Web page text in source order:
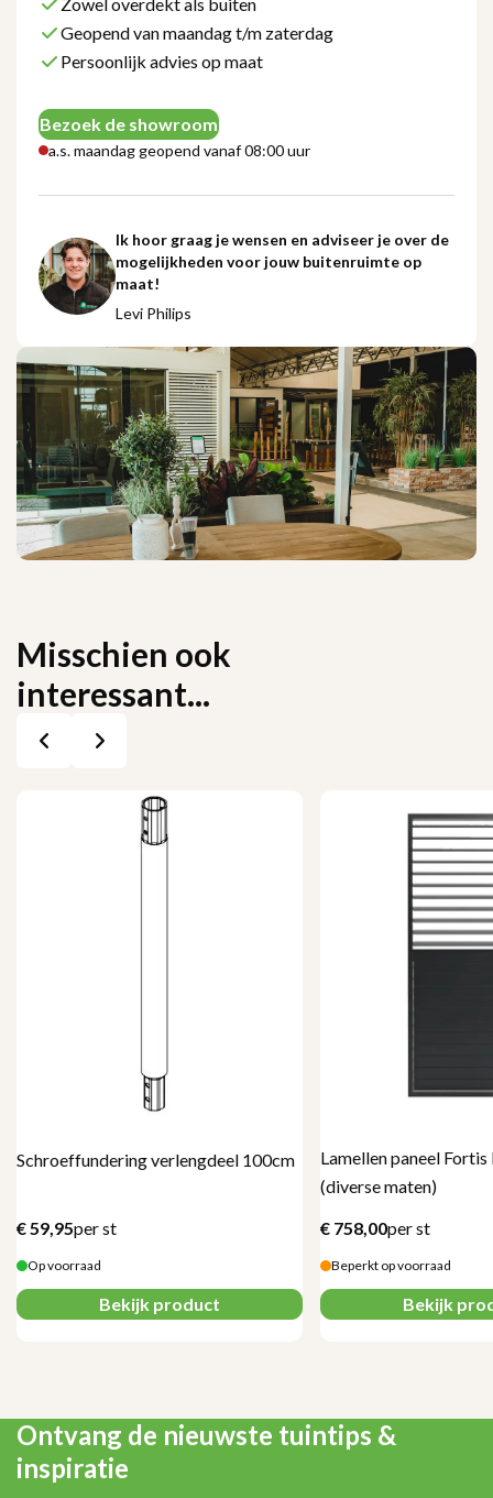
Geopend van maandag t/m zaterdag
Persoonlijk advies op maat
Bezoek de showroom
a.s. maandag geopend vanaf 08:00 uur
Ik hoor graag je wensen en adviseer je over de
mogelijkheden voor jouw buitenruimte op
maat!
Levi Philips
Misschien ook
interessant...
Schroeffundering verlengdeel 100cm
€59,95per st
Op voorraad
Bekijk product
Lamellen paneel Fortis
(diverse maten)
€ 758,00per st
Beperkt op voorraad
Bekijk
Ontvang de nieuwste tuintips &
inspiratie